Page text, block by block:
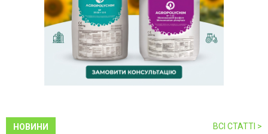
НОВИНИ ВСІ СТАТТІ >